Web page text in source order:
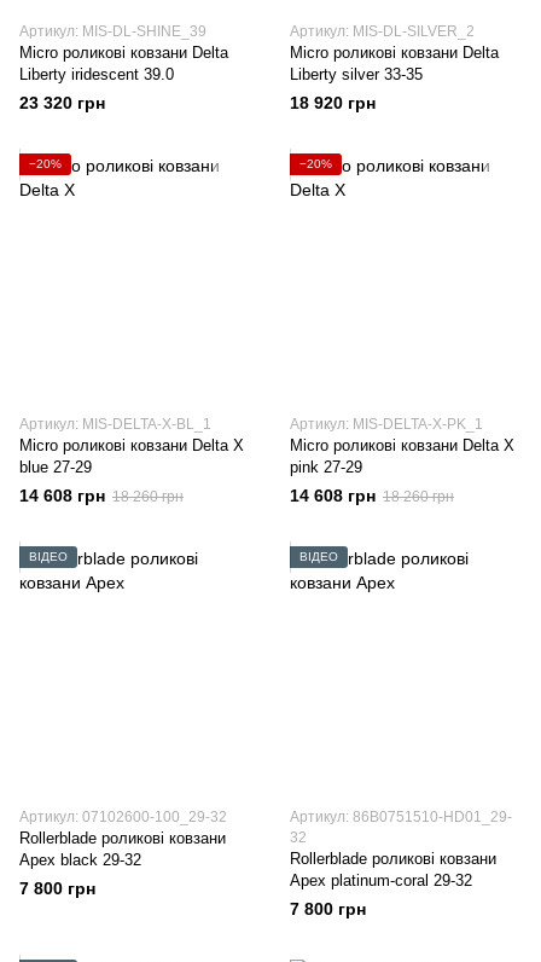
Артикул: MIS-DL-SHINE_39
Micro роликові ковзани Delta
Liberty iridescent 39.0
23 320 грн
Артикул: MIS-DL-SILVER_2
Micro роликові ковзани Delta
Liberty silver 33-35
18 920 грн
−20%
Артикул: MIS-DELTA-X-BL_1
Micro роликові ковзани Delta X
blue 27-29
14 608 грн 18 260 грн
−20%
Артикул: MIS-DELTA-X-PK_1
Micro роликові ковзани Delta X
pink 27-29
14 608 грн 18 260 грн
ВІДЕО
Артикул: 07102600-100_29-32
Rollerblade роликові ковзани
Apex black 29-32
7 800 грн
ВІДЕО
Артикул: 86B0751510-HD01_29-
32
Rollerblade роликові ковзани
Apex platinum-coral 29-32
7 800 грн